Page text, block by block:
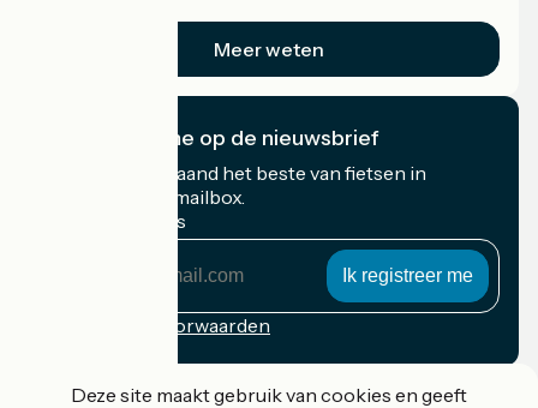
Meer weten
Ik abonneer me op de nieuwsbrief
Ontvang elke maand het beste van fietsen in
Frankrijk in uw mailbox.
Mijn e-mailadres
Inschrijvingsvoorwaarden
Deze site maakt gebruik van cookies en geeft